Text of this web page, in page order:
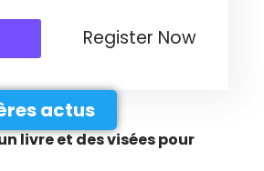
Register Now
actus
livre et des visées pour